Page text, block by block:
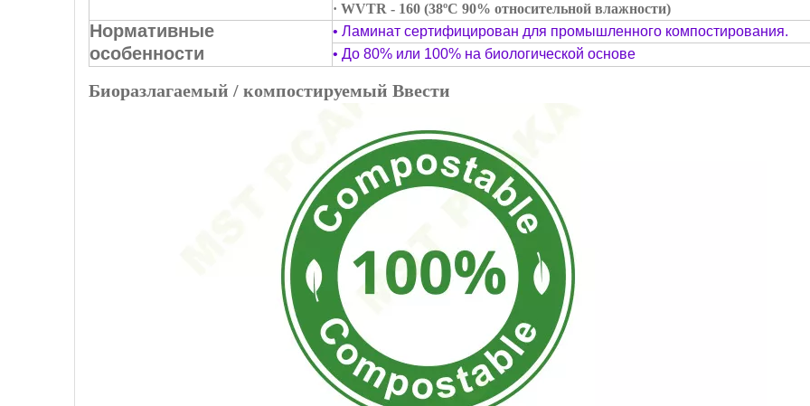
· WVTR - 160 (38ºC 90% относительной влажности)
Нормативные
особенности
• Ламинат сертифицирован для промышленного компостирования.
• До 80% или 100% на биологической основе
Биоразлагаемый / компостируемый Ввести